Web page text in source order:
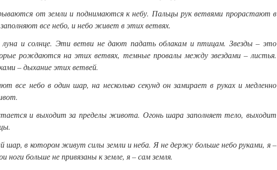
от земли и поднимаются к небу. Пальцы рук ветвями прорастают в
все небо, и небо живет в этих ветвях.
и солнце. Эти ветви не дают падать облакам и птицам. Звезды – это
рождаются на этих ветвях, темные провалы между звездами – листья.
– дыхание этих ветвей.
все небо в один шар, на несколько секунд он замирает в руках и медленно
и выходит за пределы живота. Огонь шара заполняет тело, выходит
шар, в котором живут силы земли и неба. Я не держу больше небо руками, я –
ноги больше не привязаны к земле, я – сам земля.